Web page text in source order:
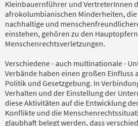
Kleinbauernführer und VertreterInnen
afrokolumbianischen Minderheiten,
nachhaltige und
einstehen, gehören zu den
Menschenrechtsverletzungen.
Verschiedene - auch multinationale -
Verbände haben einen großen Einfluss
Politik und Gesetzgebung. In
Verhalten und der Einstellung der
diese Aktivitäten auf die Entwicklung
Konflikte und die
glaubhaft belegt werden, dass